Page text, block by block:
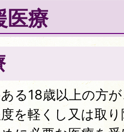
医療
る18歳以上の方
を軽くし又は取